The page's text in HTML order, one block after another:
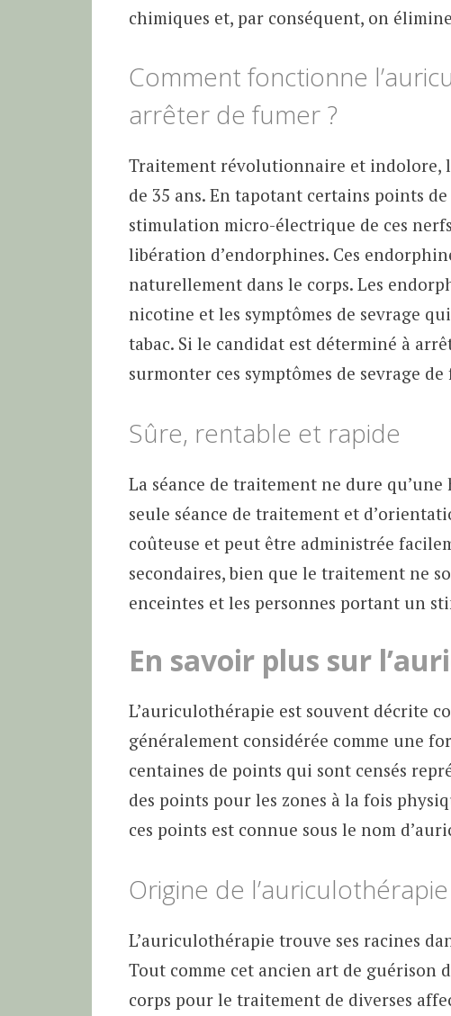
chimiques et, par conséquent, on
Comment fonctionne
arrêter de fumer ?
Traitement révolutionnaire et indolore,
de 35 ans. En tapotant certains points
stimulation micro-électrique de ces
libération d’endorphines. Ces
naturellement dans le corps. Les
nicotine et les symptômes de sevrage
tabac. Si le candidat est déterminé à
surmonter ces symptômes de sevrage
Sûre, rentable et rapide
La séance de traitement ne dure
seule séance de traitement et
coûteuse et peut être administrée
secondaires, bien que le traitement ne
enceintes et les personnes portant un
En savoir plus sur
L’auriculothérapie est souvent décrite
généralement considérée comme une
centaines de points qui sont censés
des points pour les zones à la fois
ces points est connue sous le nom
Origine de l’auriculothérapie
L’auriculothérapie trouve ses racines
Tout comme cet ancien art de guérison
corps pour le traitement de diverses